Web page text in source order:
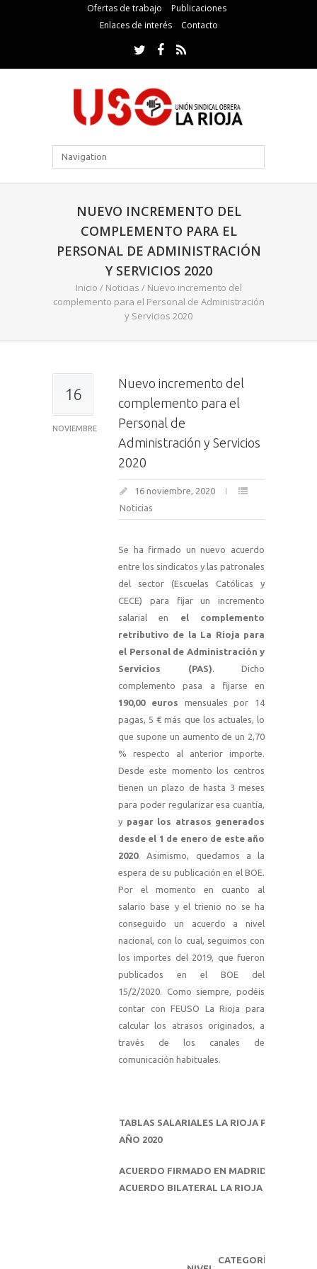
Ofertas de trabajo
Publicaciones
Enlaces de interés
Contacto
NUEVO INCREMENTO DEL
COMPLEMENTO PARA EL
PERSONAL DE ADMINISTRACIÓN
Y SERVICIOS 2020
Inicio / Noticias / Nuevo incremento del
complemento para el Personal de Administración
y Servicios 2020
16
NOVIEMBRE
Nuevo incremento del
complemento para el
Personal de
Administración y Servicios
2020
16 noviembre, 2020
Noticias
Se ha firmado un nuevo acuerdo
entre los sindicatos y las patronales
del sector (Escuelas Católicas y
CECE) para fijar un incremento
salarial en el complemento
retributivo de la La Rioja para
el Personal de Administración y
Servicios (PAS). Dicho
complemento pasa a fijarse en
1 90,00 euros mensuales por 14
pagas, 5 € más que los actuales, lo
que supone un aumento de un 2,70
% respecto al anterior importe.
Desde este momento los centros
tienen un plazo de hasta 3 meses
para poder regularizar esa cuantía,
y pagar los atrasos generados
desde el 1 de enero de este año
2020. Asimismo, quedamos a la
espera de su publicación en el BOE.
Por el momento en cuanto al
salario base y el trienio no se ha
conseguido un acuerdo a nivel
nacional, con lo cual, seguimos con
los importes del 2019, que fueron
publicados en el BOE del
15/2/2020. Como siempre, podéis
contar con FEUSO La Rioja para
calcular los atrasos originados, a
través de los canales de
comunicación habituales.
TABLAS SALARIALES LA RIOJA PARA EL
AÑO 2020
ACUERDO FIRMADO EN MADRID EL 19/12/
ACUERDO BILATERAL LA RIOJA FIRMADO
CATEGORÍA